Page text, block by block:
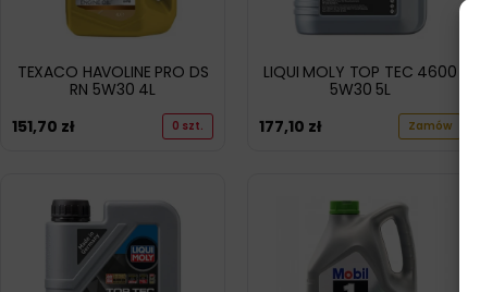
TEXACO HAVOLINE PRO DS
RN 5W30 4L
151,70 zł 0 szt.
LIQUI MOLY TOP TEC 4600
5W30 5L
177,10 zł Zamów